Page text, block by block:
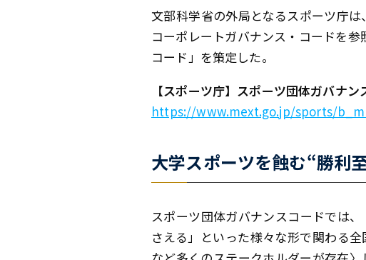
文部科学省の外局となるスポーツ庁
コーポレートガバナンス・コードを
コード」を策定した。
【スポーツ庁】スポーツ団体ガバナン
https://www.mext.go.jp/sports/
大学スポーツを蝕む“勝利
スポーツ団体ガバナンスコードでは
さえる」といった様々な形で関わる